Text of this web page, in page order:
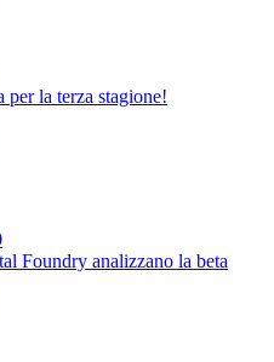
per la terza stagione!
Foundry analizzano la beta